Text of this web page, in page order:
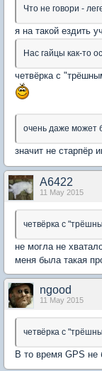
Что не говори -
я на такой ездить
Нас гайцы как-то
четвёрка с
очень даже может
значит не старпёр
А6422
11 May 2015
четвёрка с
не могла не
меня была такая
ngood
11 May 2015
четвёрка с
В то время GPS не